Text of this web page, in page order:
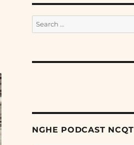
Search
for:
NGHE PODCAST NCQT